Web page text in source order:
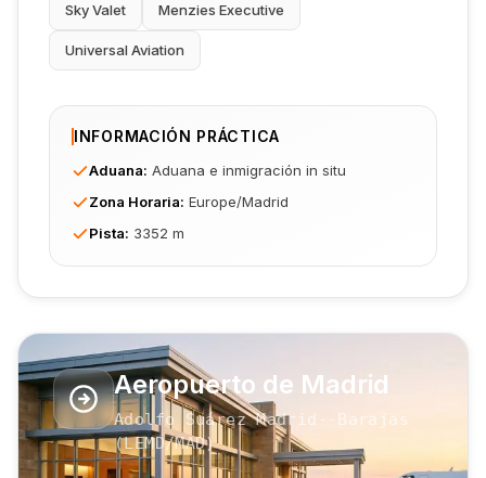
Sky Valet Menzies Executive
Universal Aviation
INFORMACIÓN PRÁCTICA
Aduana: Aduana e inmigración in situ
Zona Horaria: Europe/Madrid
Pista: 3352 m
Aeropuerto de Madrid
Adolfo Suárez Madrid--Barajas
(LEMD/MAD)